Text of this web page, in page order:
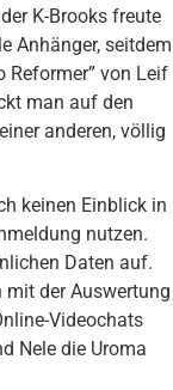
K-Brooks freute
Anhänger, seitdem
Reformer” von Leif
man auf den
anderen, völlig
keinen Einblick in
nutzen.
Daten auf.
der Auswertung
Video­chats
Nele die Uroma